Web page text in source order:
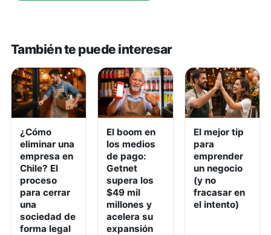
También te puede interesar
¿Cómo
eliminar una
empresa en
Chile? El
proceso
para cerrar
una
sociedad de
forma legal
El boom en
los medios
de pago:
Getnet
supera los
$49 mil
millones y
acelera su
expansión
El mejor tip
para
emprender
un negocio
(y no
fracasar en
el intento)